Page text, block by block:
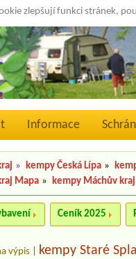
zlepšují funkci stránek,
Informace
» kempy Česká Lípa »
Mapa » kempy Máchův
Ceník 2025
výpis kempy Staré